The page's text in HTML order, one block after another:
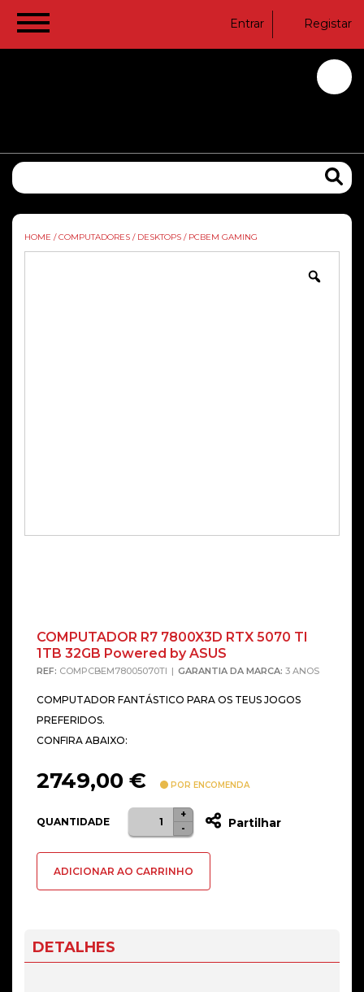
Entrar Registar
HOME / COMPUTADORES / DESKTOPS / PCBEM GAMING
COMPUTADOR R7 7800X3D RTX 5070 TI
1TB 32GB Powered by ASUS
REF: COMPCBEM78005070TI GARANTIA DA MARCA: 3 ANOS
COMPUTADOR FANTÁSTICO PARA OS TEUS JOGOS
PREFERIDOS.
CONFIRA ABAIXO:
2749,00 € POR ENCOMENDA
QUANTIDADE
Quantidade
de
COMPUTADOR
R7
TI
-
+
Partilhar
ADICIONAR AO CARRINHO
DETALHES